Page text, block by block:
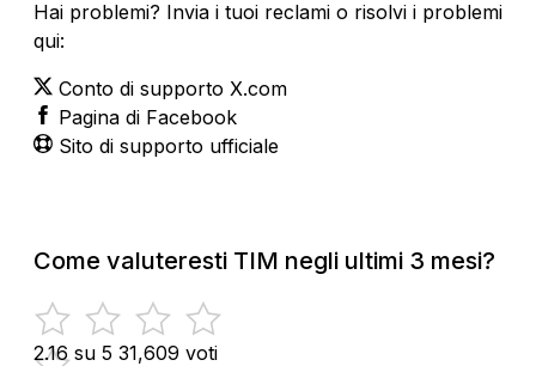
Hai problemi? Invia i tuoi reclami o risolvi i problemi
qui:
Conto di supporto X.com
Pagina di Facebook
Sito di supporto ufficiale
Come valuteresti TIM negli ultimi 3 mesi?
2.16 su 5 31,609 voti